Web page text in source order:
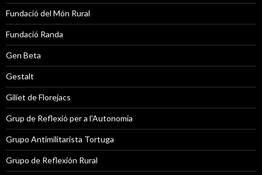
Fundació del Món Rural
Fundació Randa
Gen Beta
Gestalt
Giliet de Florejacs
Grup de Reflexió per a l'Autonomia
Grupo Antimilitarista Tortuga
Grupo de Reflexión Rural